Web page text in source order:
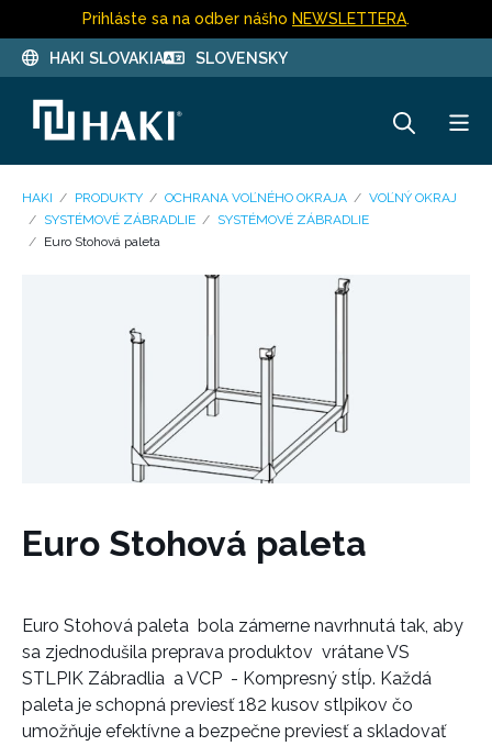
Prihláste sa na odber nášho NEWSLETTERA.
HAKI SLOVAKIA SLOVENSKY
HAKI PRODUKTY OCHRANA VOĽNÉHO OKRAJA
VOĽNÝ OKRAJ
SYSTÉMOVÉ ZÁBRADLIE
SYSTÉMOVÉ ZÁBRADLIE
Euro Stohová paleta
Euro Stohová paleta
Euro Stohová paleta bola zámerne navrhnutá tak, aby
sa zjednodušila preprava produktov vrátane VS
STLPIK Zábradlia a VCP - Kompresný stĺp. Každá
paleta je schopná previesť 182 kusov stlpikov čo
umožňuje efektívne a bezpečne previesť a skladovať